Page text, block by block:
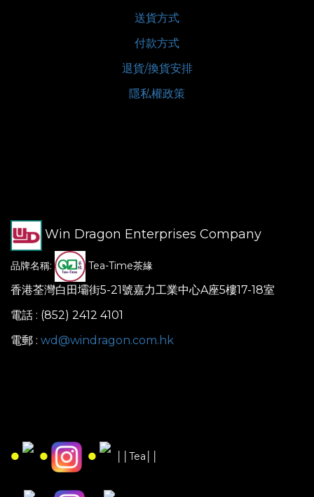
送貨方式
付款方式
退貨/換貨安排
隱私權政策
Win Dragon Enterprises Company
品牌名稱: Tea-Time茶緣
香港荃灣白田壩街5-21號嘉力工業中心A座5樓17-18室
電話 : (852) 2412 4101
電郵 : wd@windragon.com.hk
● ● ● ││Tea││